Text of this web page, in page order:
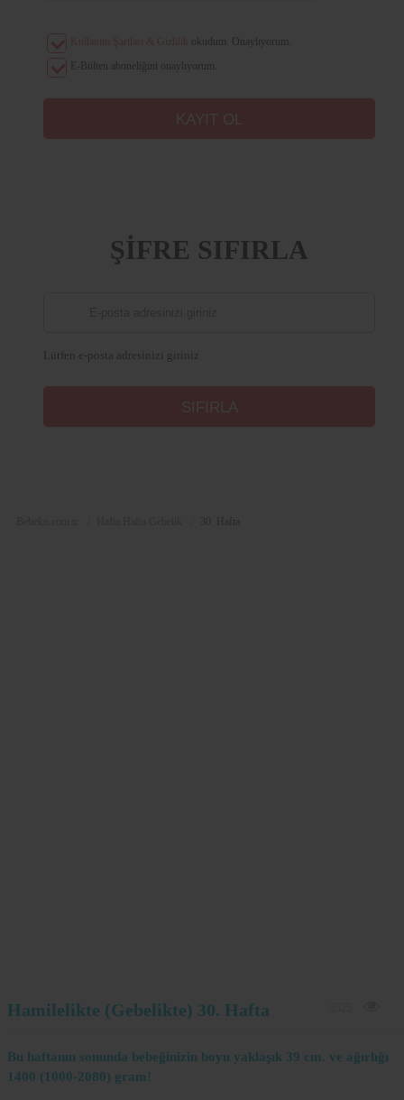
okudum. Onaylıyorum.
E-Bülten aboneliğini onaylıyorum.
ŞİFRE SIFIRLA
Lütfen e-posta adresinizi giriniz
Hamilelikte (Gebelikte) 30. Hafta
Bu haftanın sonunda bebeğinizin boyu yaklaşık 39 cm. ve ağırlığı
1400 (1000-2080) gram!